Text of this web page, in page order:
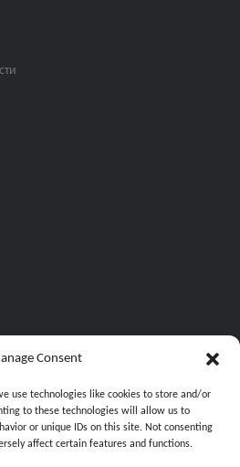
Consent
use technologies like cookies to store and/or
to these technologies will allow us to
or unique IDs on this site. Not consenting
affect certain features and functions.
на email рассылку: